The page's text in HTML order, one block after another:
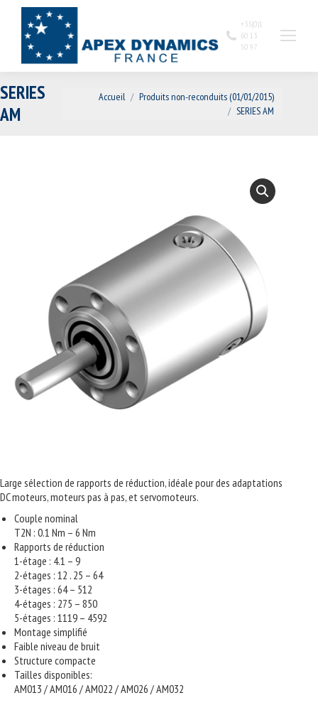
+33(0)1
60 13
50 97
SERIES
AM
Vous êtes ici :
Accueil
Produits non-reconduits (01/01/2015)
SERIES AM
Large sélection de rapports de réduction, idéale pour des adaptations
DC moteurs, moteurs pas à pas, et servomoteurs.
Couple nominal
T2N : 0.1 Nm – 6 Nm
Rapports de réduction
1-étage : 4.1 – 9
2-étages : 12 . 25 – 64
3-étages : 64 – 512
4-étages : 275 – 850
5-étages : 1119 – 4592
Montage simplifié
Faible niveau de bruit
Structure compacte
Tailles disponibles:
AM013 / AM016 / AM022 / AM026 / AM032